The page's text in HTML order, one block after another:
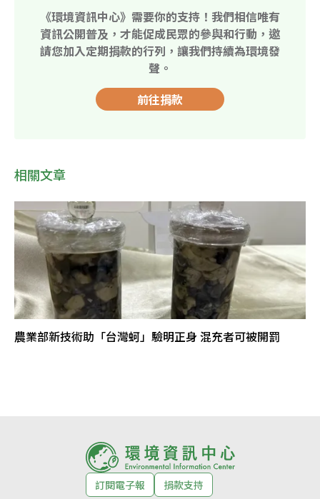
《環境資訊中心》需要你的支持！我們相信唯有
資訊公開普及，才能促成民眾的參與和行動，邀
請您加入定期捐款的行列，讓我們持續為環境發
聲。
前往捐款
相關文章
農業部新技術助「台灣蚵」驗明正身 混充者可被開罰
訂閱電子報 捐款支持